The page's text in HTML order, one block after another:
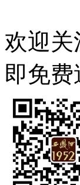
欢迎关
即免费